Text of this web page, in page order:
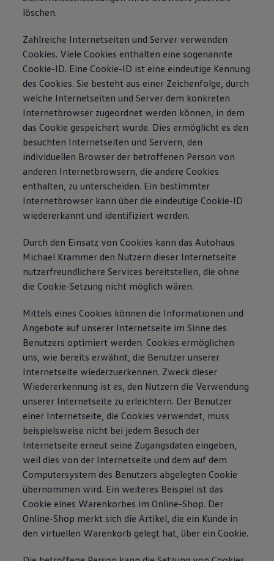
löschen.
Zahlreiche Internetseiten und Server verwenden
Cookies. Viele Cookies enthalten eine sogenannte
Cookie-ID. Eine Cookie-ID ist eine eindeutige Kennung
des Cookies. Sie besteht aus einer Zeichenfolge, durch
welche Internetseiten und Server dem konkreten
Internetbrowser zugeordnet werden können, in dem
das Cookie gespeichert wurde. Dies ermöglicht es den
besuchten Internetseiten und Servern, den
individuellen Browser der betroffenen Person von
anderen Internetbrowsern, die andere Cookies
enthalten, zu unterscheiden. Ein bestimmter
Internetbrowser kann über die eindeutige Cookie-ID
wiedererkannt und identifiziert werden.
Durch den Einsatz von Cookies kann das Autohaus
Michael Krammer den Nutzern dieser Internetseite
nutzerfreundlichere Services bereitstellen, die ohne
die Cookie-Setzung nicht möglich wären.
Mittels eines Cookies können die Informationen und
Angebote auf unserer Internetseite im Sinne des
Benutzers optimiert werden. Cookies ermöglichen
uns, wie bereits erwähnt, die Benutzer unserer
Internetseite wiederzuerkennen. Zweck dieser
Wiedererkennung ist es, den Nutzern die Verwendung
unserer Internetseite zu erleichtern. Der Benutzer
einer Internetseite, die Cookies verwendet, muss
beispielsweise nicht bei jedem Besuch der
Internetseite erneut seine Zugangsdaten eingeben,
weil dies von der Internetseite und dem auf dem
Computersystem des Benutzers abgelegten Cookie
übernommen wird. Ein weiteres Beispiel ist das
Cookie eines Warenkorbes im Online-Shop. Der
Online-Shop merkt sich die Artikel, die ein Kunde in
den virtuellen Warenkorb gelegt hat, über ein Cookie.